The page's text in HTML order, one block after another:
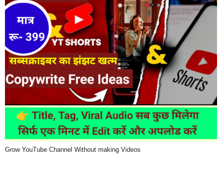
Grow YouTube Channel Without making Videos